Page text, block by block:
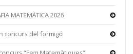
MATEMÀTICA 2026
concurs del formigó